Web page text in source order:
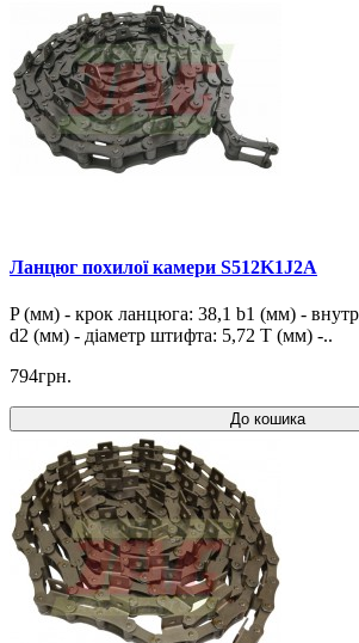
Ланцюг похилої камери S512K1J2A
P (мм) - крок ланцюга: 38,1 b1 (мм) -
d2 (мм) - діаметр штифта: 5,72 T (мм) -..
794грн.
До кошика